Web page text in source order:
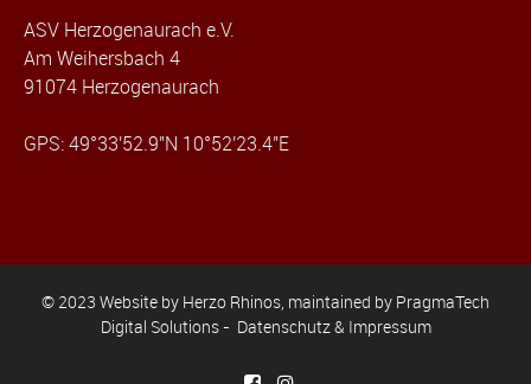
ASV Herzogenaurach e.V.
Am Weihersbach 4
91074 Herzogenaurach
GPS: 49°33'52.9"N 10°52'23.4"E
© 2023 Website by Herzo Rhinos, maintained by PragmaTech
Digital Solutions- Datenschutz & Impressum